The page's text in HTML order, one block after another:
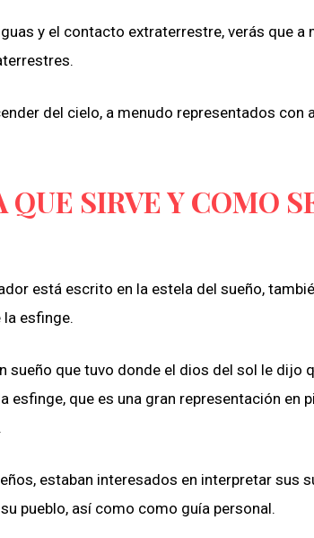
y el contacto extraterrestre, verás que a
del cielo, a menudo representados con
SIRVE Y COMO
está escrito en la estela del sueño,
la esfinge.
sueño que tuvo donde el dios del sol le dijo
esfinge, que es una gran representación en
estaban interesados en interpretar sus
pueblo, así como como guía personal.